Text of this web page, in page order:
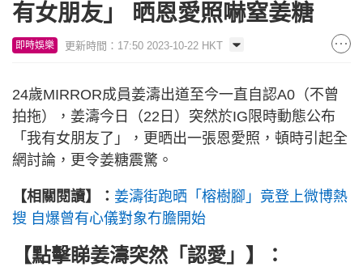
有女朋友」 晒恩愛照嚇窒姜糖
即時娛樂 更新時間：17:50 2023-10-22 HKT
24歲MIRROR成員姜濤出道至今一直自認A0（不曾
拍拖），姜濤今日（22日）突然於IG限時動態公布
「我有女朋友了」，更晒出一張恩愛照，頓時引起全
網討論，更令姜糖震驚。
【相關閱讀】： 姜濤街跑晒「榕樹腳」竟登上微博熱
搜 自爆曾有心儀對象冇膽開始
【點擊睇姜濤突然「認愛」】：